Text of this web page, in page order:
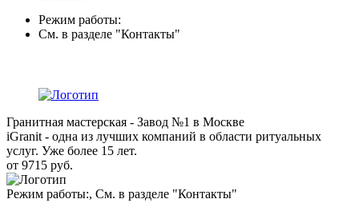
Режим работы:
См. в разделе "Контакты"
Гранитная мастерская - Завод №1 в Москве
iGranit - одна из лучших компаний в области ритуальных
услуг. Уже более 15 лет.
от 9715 руб.
Режим работы:, См. в разделе "Контакты"